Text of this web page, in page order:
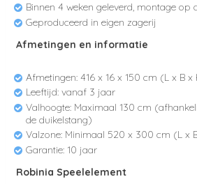
Binnen 4 weken geleverd, montage op
Geproduceerd in eigen zagerij
Afmetingen en informatie
Afmetingen: 416 x 16 x 150 cm (L x B x
Leeftijd: vanaf 3 jaar
Valhoogte: Maximaal 130 cm
de duikelstang)
Valzone: Minimaal 520 x 300 cm (L x
Garantie: 10 jaar
Robinia Speelelement